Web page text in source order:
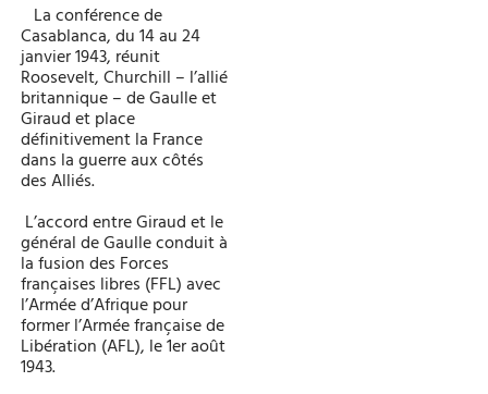
La conférence de
Casablanca, du 14 au 24
janvier 1943, réunit
Roosevelt, Churchill – l’allié
britannique – de Gaulle et
Giraud et place
définitivement la France
dans la guerre aux côtés
des Alliés.
L’accord entre Giraud et le
général de Gaulle conduit à
la fusion des Forces
françaises libres (FFL) avec
l’Armée d’Afrique pour
former l’Armée française de
Libération (AFL), le 1er août
1943.